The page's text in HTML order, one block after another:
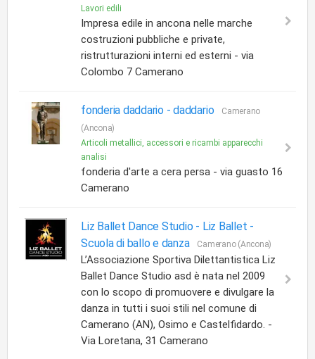
Lavori edili
Impresa edile in ancona nelle marche
costruzioni pubbliche e private,
ristrutturazioni interni ed esterni - via
Colombo 7 Camerano
fonderia daddario -daddario
Camerano
(Ancona)
Articoli metallici, accessori e ricambi apparecchi
analisi
fonderia d'arte a cera persa - via guasto 16
Camerano
Liz Ballet Dance Studio - Liz Ballet -
Scuola di ballo e danza
Camerano (Ancona)
L’Associazione Sportiva Dilettantistica Liz
Ballet Dance Studio asd è nata nel 2009
con lo scopo di promuovere e divulgare la
danza in tutti i suoi stili nel comune di
Camerano (AN), Osimo e Castelfidardo. -
Via Loretana, 31 Camerano